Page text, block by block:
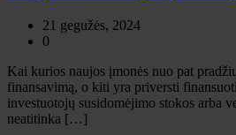
21 gegužės, 2024
0
Kai kurios naujos įmonės nuo pat
finansavimą, o kiti yra priversti
investuotojų susidomėjimo stokos arba
neatitinka […]